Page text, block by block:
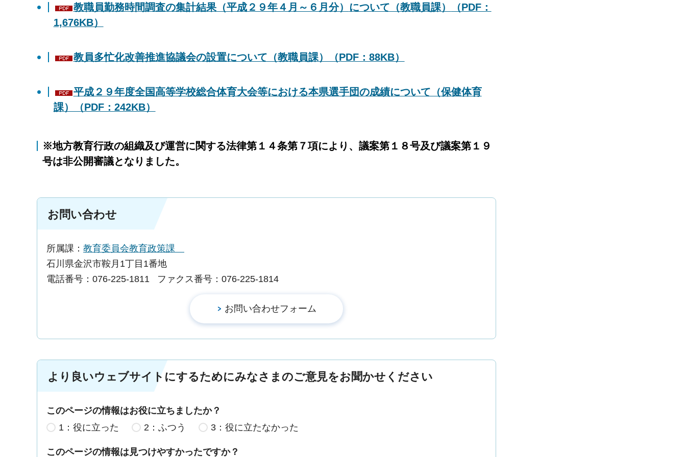
教職員勤務時間調査の集計結果（平成２９年４月～６月分） について（教職員課）
（PDF：
1,676KB）
教員多忙化改善推進協議会の設置について（教職員課）（PDF：88KB）
平成２９年度全国高等学校総合体育大会等における本県選手団の成績について（保健体育
課）（PDF：242KB）
※地方教育行政の組織及び運営に関する法律第１４条第７項により、議案第１８号及び議案第１９
号は非公開審議となりました。
お問い合わせ
所属課： 教育委員会教育政策課
石川県金沢市鞍月1丁目1番地
電話番号：076-225-1811
ファクス番号：076-225-1814
より良いウェブサイトにするためにみなさまのご意見をお聞かせください
このページの情報はお役に立ちましたか？
1：役に立った
2：ふつう 3：役に立たなかった
このページの情報は見つけやすかったですか？